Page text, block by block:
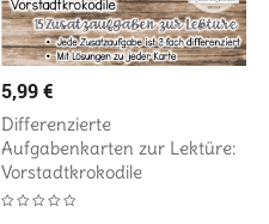
5,99€
Differenzierte
Aufgabenkarten zur Lektüre:
Vorstadtkrokodile